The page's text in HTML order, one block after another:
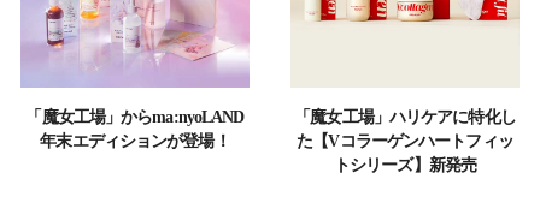
「魔女工場」からma:nyoLAND
年末エディションが登場！
「魔女工場」ハリケアに特化し
た【Vコラーゲンハートフィッ
トシリーズ】新発売